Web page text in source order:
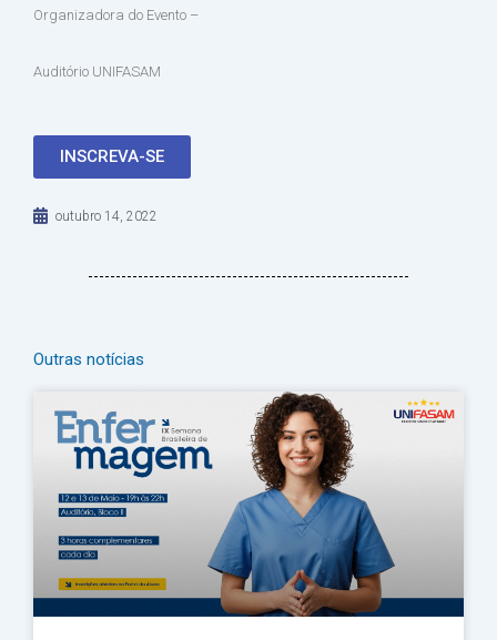
Organizadora do Evento –
Auditório UNIFASAM
INSCREVA-SE
outubro 14, 2022
Outras notícias
PáginaPáginaPágina
PáginaPágina